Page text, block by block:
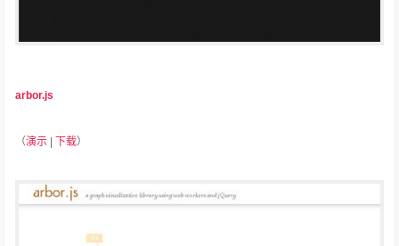
arbor.js
（演示 下载）